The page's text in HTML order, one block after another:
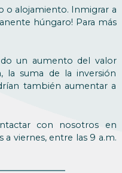
o alojamiento. Inmigrar a
húngaro! Para más
un aumento del valor
la suma de la inversión
también aumentar a
con nosotros en
a viernes, entre las 9 a.m.